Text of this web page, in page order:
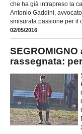
che ha già intrapreso la
Antonio Gaddini,
smisurata passione per il
02/05/2016
rassegnata: